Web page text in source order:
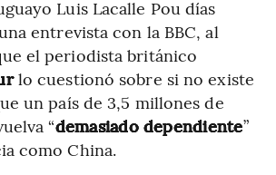
Luis Lacalle Pou días
entrevista con la BBC, al
el periodista británico
lo cuestionó sobre si no existe
un país de 3,5 millones de
“demasiado dependiente”
como China.